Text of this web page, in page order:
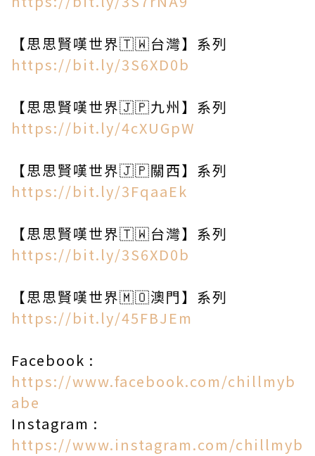
【思思賢嘆世界🇹🇼台灣】系列
https://bit.ly/3S6XD0b
【思思賢嘆世界🇯🇵九州】系列
https://bit.ly/4cXUGpW
【思思賢嘆世界🇯🇵關西】系列
https://bit.ly/3FqaaEk
【思思賢嘆世界🇹🇼台灣】系列
https://bit.ly/3S6XD0b
【思思賢嘆世界🇲🇴澳門】系列
https://bit.ly/45FBJEm
Facebook :
https://www.facebook.com/chillmyb
abe​
Instagram :
https://www.instagram.com/chillmyb